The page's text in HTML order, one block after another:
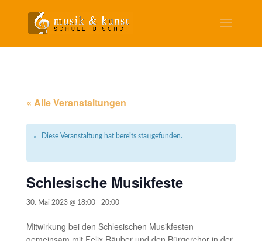
« Alle Veranstaltungen
Diese Veranstaltung hat bereits stattgefunden.
Schlesische Musikfeste
30. Mai 2023 @ 18:00- 20:00
Mitwirkung bei den Schlesischen Musikfesten